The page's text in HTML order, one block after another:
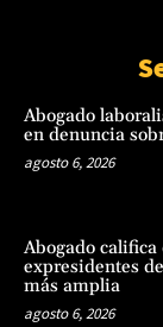
Abogado
en denuncia
agosto 6, 2026
Abogado
expresidentes
más amplia
agosto 6, 2026